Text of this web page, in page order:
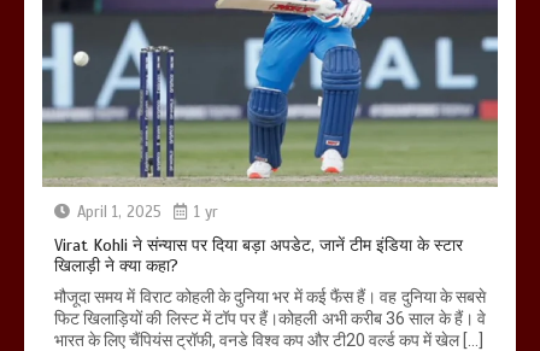
April 1, 2025 1 yr
Virat Kohli ने संन्यास पर दिया बड़ा अपडेट, जानें टीम इंडिया के स्टार
खिलाड़ी ने क्या कहा?
मौजूदा समय में विराट कोहली के दुनिया भर में कई फैंस हैं। वह दुनिया के सबसे
फिट खिलाड़ियों की लिस्ट में टॉप पर हैं।कोहली अभी करीब 36 साल के हैं। वे
भारत के लिए चैंपियंस ट्रॉफी, वनडे विश्व कप और टी20 वर्ल्ड कप में खेल […]